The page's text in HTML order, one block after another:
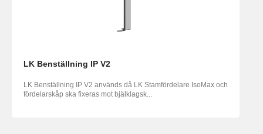
LK Benställning IP V2
LK Benställning IP V2 används då LK Stamfördelare IsoMax och
fördelarskåp ska fixeras mot bjälklagsk...